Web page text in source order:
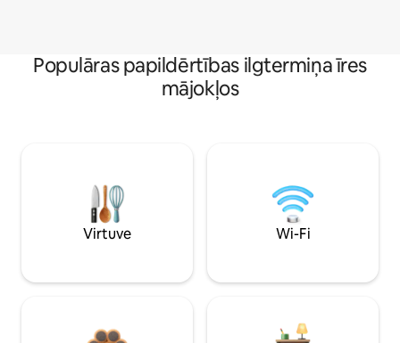
Populāras papildērtības ilgtermiņa īres
mājokļos
Virtuve Wi-Fi